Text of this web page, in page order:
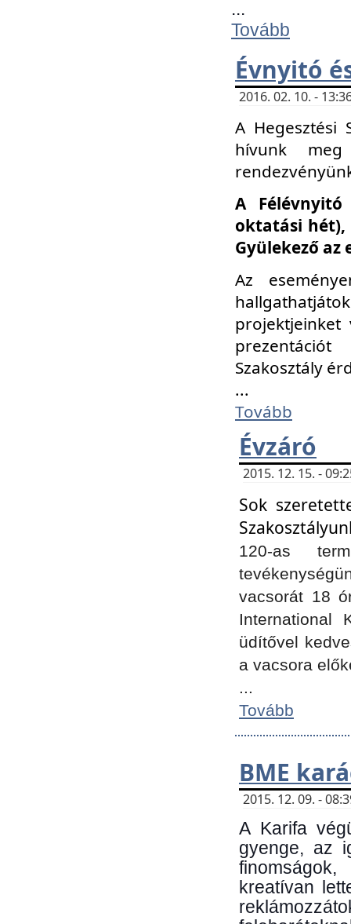
...
Tovább
Évnyitó
2016. 02. 10. -
A Hegesztési
hívunk
A
oktatási hét),
Gyülekező az
Az
Szakosztály
...
Tovább
Évzáró
2015. 12. 15. -
Sok
120-as
vacsorát 18
International
üdítővel
a vacsora
...
Tovább
BME
2015. 12. 09. -
A Karifa
gyenge, az
kreatívan